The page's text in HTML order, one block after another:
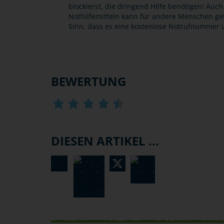
blockierst, die dringend Hilfe benötigen!
Nothilfemitteln kann für andere Menschen
Sinn, dass es eine kostenlose
BEWERTUNG
DIESEN ARTIKEL ...